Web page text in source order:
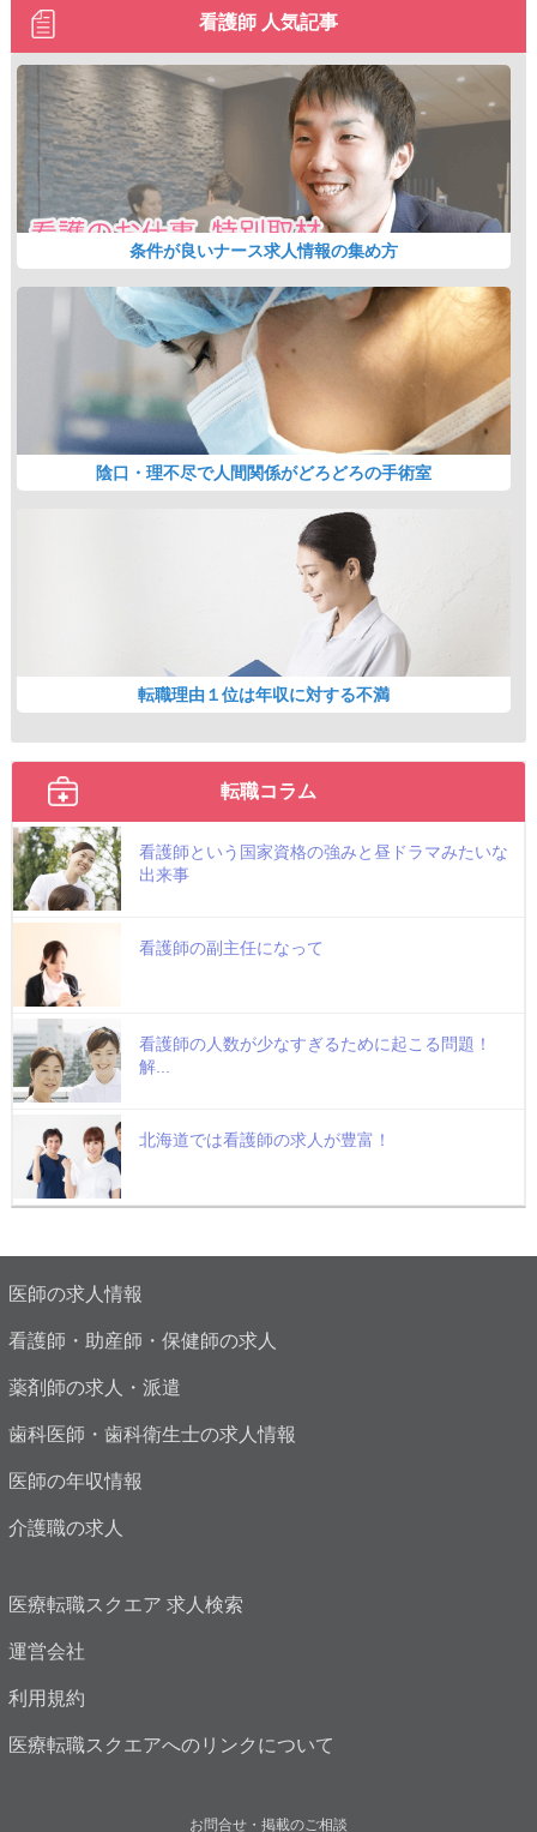
看護師 人気記事
条件が良いナース求人情報の集め方
陰口・理不尽で人間関係がどろどろの手術室
転職理由１位は年収に対する不満
転職コラム
看護師という国家資格の強みと昼ドラマみたいな
出来事
看護師の副主任になって
看護師の人数が少なすぎるために起こる問題！
解...
北海道では看護師の求人が豊富！
医師の求人情報
看護師・助産師・保健師の求人
薬剤師の求人・派遣
歯科医師・歯科衛生士の求人情報
医師の年収情報
介護職の求人
医療転職スクエア 求人検索
運営会社
利用規約
医療転職スクエアへのリンクについて
お問合せ・掲載のご相談